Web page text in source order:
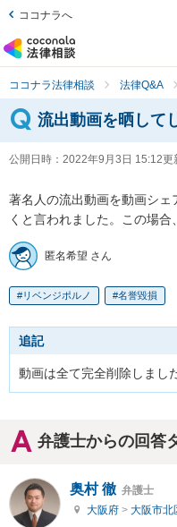
ココナラへ
ココナラ法律相談 法律Q&A
流出動画を晒して
公開日時： 2022年9月3日 15:12更
著名人の流出動画を動画シ
くと言われました。この場合
匿名希望 さん
リベンジポルノ 名誉毀損
追記
動画は全て完全削除しまし
弁護士からの回答
奥村 徹 弁護士
大阪府 > 大阪市北